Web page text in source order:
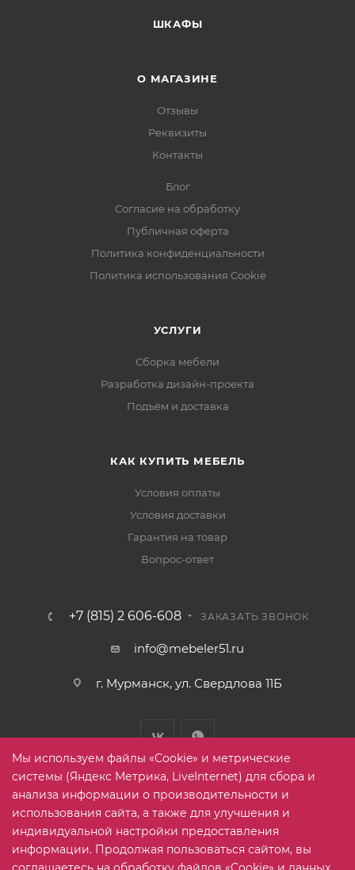
ШКАФЫ
О МАГАЗИНЕ
Отзывы
Реквизиты
Контакты
Блог
Согласие на обработку
Публичная оферта
Политика конфиденциальности
Политика использования Cookie
УСЛУГИ
Сборка мебели
Разработка дизайн-проекта
Подъём и доставка
КАК КУПИТЬ МЕБЕЛЬ
Условия оплаты
Условия доставки
Гарантия на товар
Вопрос-ответ
+7 (815) 2 606-608 ЗАКАЗАТЬ ЗВОНОК
info@mebeler51.ru
г. Мурманск, ул. Свердлова 11Б
2005-2026 © mebelier51.ru - модный интернет-магазин не
дорогой корпусной мебели. Все права защищены.
Мы используем файлы «Cookie» и метрические
системы (Яндекс Метрика, LiveInternet) для сбора и
анализа информации о производительности и
использования сайта, а также для улучшения и
индивидуальной настройки предоставления
информации. Продолжая пользоваться сайтом, вы